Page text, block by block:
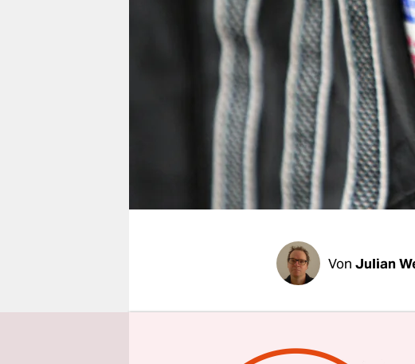
veranstaltungen
fragen & hilfe
unterstützen
genossenschaft
Von Julian
G.O.A.T. ist eine
Stars wie Michael